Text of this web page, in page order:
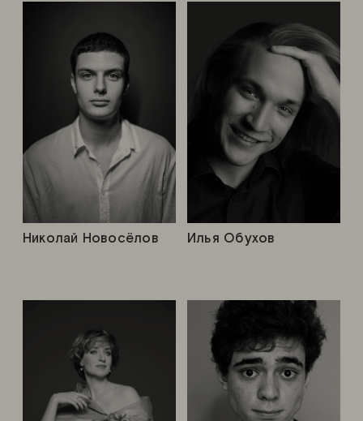
Николай Новосёлов Илья Обухов